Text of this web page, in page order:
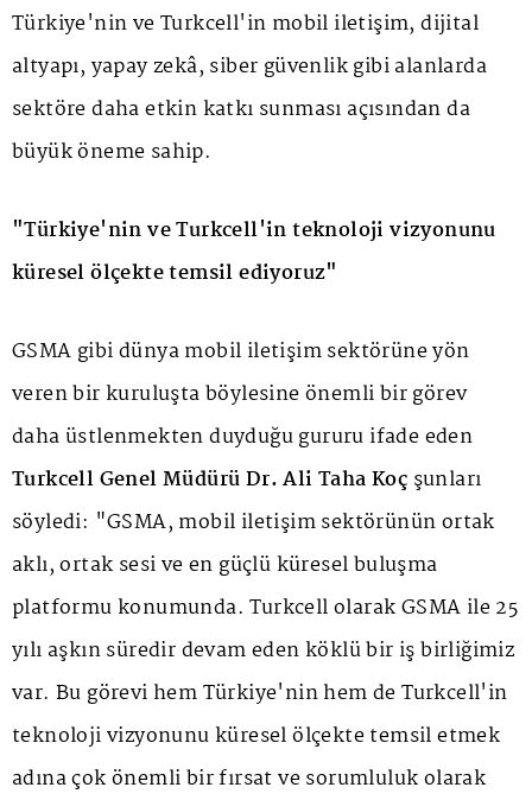
Türkiye'nin ve Turkcell'in mobil iletişim, dijital
altyapı, yapay zekâ, siber güvenlik gibi alanlarda
sektöre daha etkin katkı sunması açısından da
büyük öneme sahip.
"Türkiye'nin ve Turkcell'in teknoloji vizyonunu
küresel ölçekte temsil ediyoruz"
GSMA gibi dünya mobil iletişim sektörüne yön
veren bir kuruluşta böylesine önemli bir görev
daha üstlenmekten duyduğu gururu ifade eden
Turkcell Genel Müdürü Dr. Ali Taha Koç şunları
söyledi: "GSMA, mobil iletişim sektörünün ortak
aklı, ortak sesi ve en güçlü küresel buluşma
platformu konumunda. Turkcell olarak GSMA ile 25
yılı aşkın süredir devam eden köklü bir iş birliğimiz
var. Bu görevi hem Türkiye'nin hem de Turkcell'in
teknoloji vizyonunu küresel ölçekte temsil etmek
adına çok önemli bir fırsat ve sorumluluk olarak